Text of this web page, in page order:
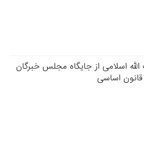
اسلامی از جایگاه مجلس خبرگان
اساسی